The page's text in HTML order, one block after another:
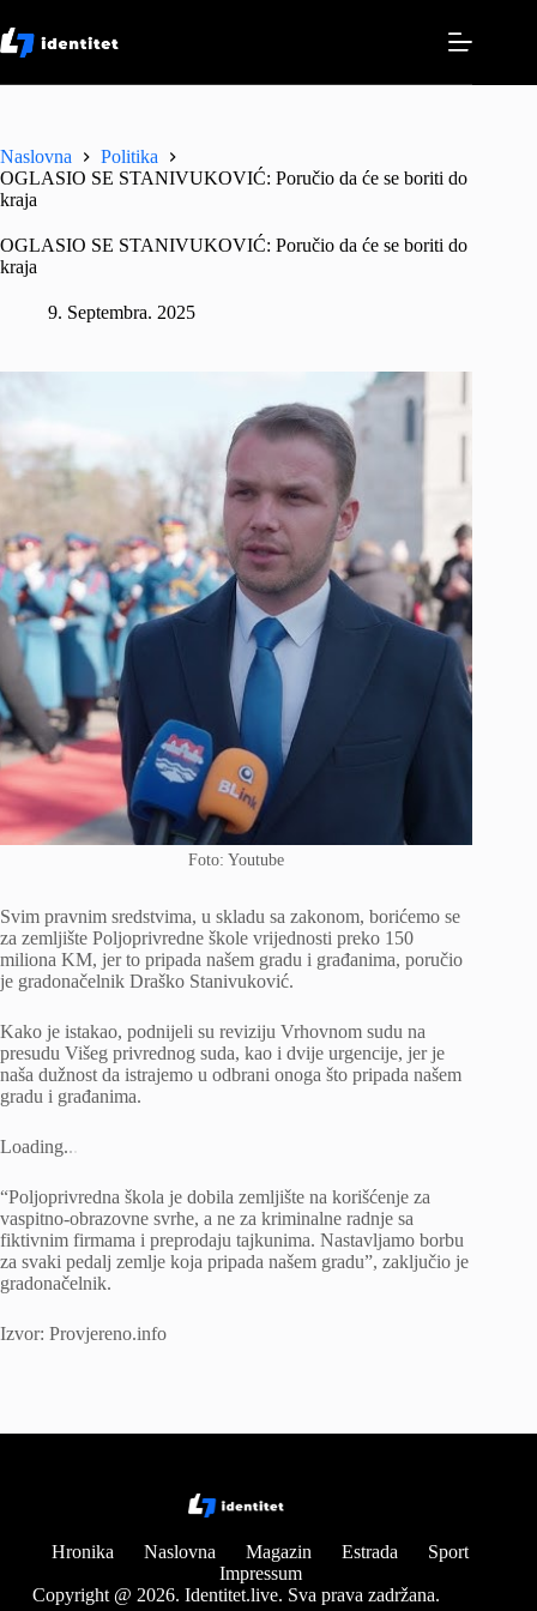
to
content
Naslovna
Politika
OGLASIO SE STANIVUKOVIĆ: Poručio da će se boriti do
kraja
OGLASIO SE STANIVUKOVIĆ: Poručio da će se boriti do
kraja
9. Septembra. 2025
Foto: Youtube
Svim pravnim sredstvima, u skladu sa zakonom, borićemo se
za zemljište Poljoprivredne škole vrijednosti preko 150
miliona KM, jer to pripada našem gradu i građanima, poručio
je gradonačelnik Draško Stanivuković.
Kako je istakao, podnijeli su reviziju Vrhovnom sudu na
presudu Višeg privrednog suda, kao i dvije urgencije, jer je
naša dužnost da istrajemo u odbrani onoga što pripada našem
gradu i građanima.
Loading...
“Poljoprivredna škola je dobila zemljište na korišćenje za
vaspitno-obrazovne svrhe, a ne za kriminalne radnje sa
fiktivnim firmama i preprodaju tajkunima. Nastavljamo borbu
za svaki pedalj zemlje koja pripada našem gradu”, zaključio je
gradonačelnik.
Izvor: Provjereno.info
Hronika Naslovna Magazin Estrada
Sport
Impressum
Copyright @ 2026. Identitet.live. Sva prava zadržana.